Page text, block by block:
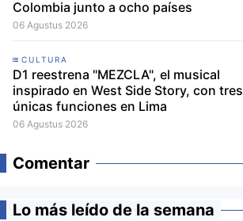
Colombia junto a ocho países
06 Agustus 2026
CULTURA
D1 reestrena "MEZCLA", el musical
inspirado en West Side Story, con tres
únicas funciones en Lima
06 Agustus 2026
Comentar
Lo más leído de la semana